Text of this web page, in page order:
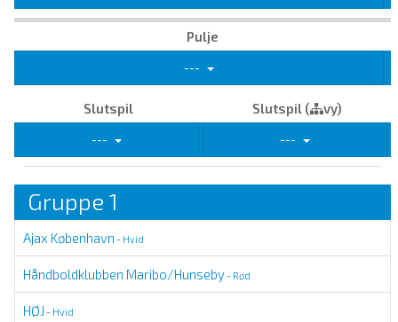
Pulje
---
Slutspil Slutspil ( vy)
--- ---
Gruppe 1
Ajax København - Hvid
Håndboldklubben Maribo/Hunseby- Rød
HØJ - Hvid